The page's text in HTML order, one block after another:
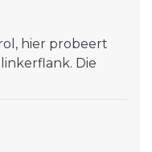
hier probeert
Die